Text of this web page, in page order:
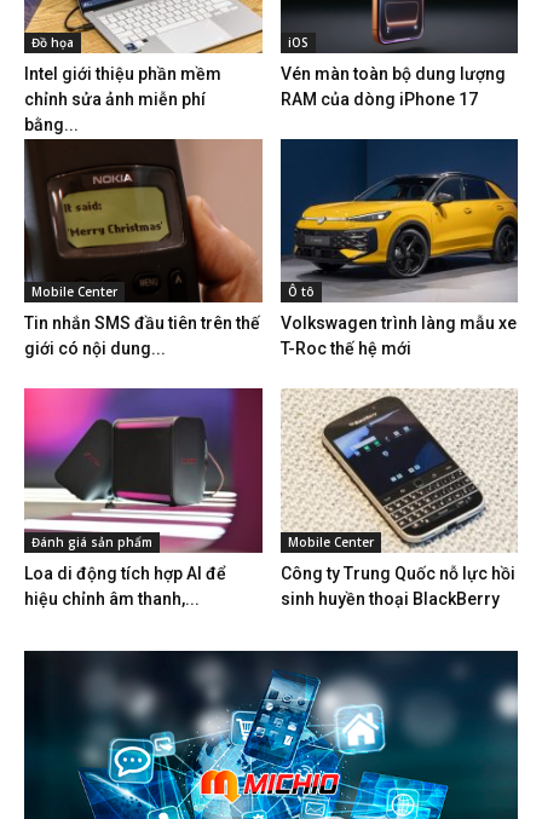
Đồ họa
Intel giới thiệu phần mềm
chỉnh sửa ảnh miễn phí
bằng...
iOS
Vén màn toàn bộ dung lượng
RAM của dòng iPhone 17
Mobile Center
Tin nhắn SMS đầu tiên trên thế
giới có nội dung...
Ô tô
Volkswagen trình làng mẫu xe
T-Roc thế hệ mới
Đánh giá sản phẩm
Loa di động tích hợp AI để
hiệu chỉnh âm thanh,...
Mobile Center
Công ty Trung Quốc nỗ lực hồi
sinh huyền thoại BlackBerry